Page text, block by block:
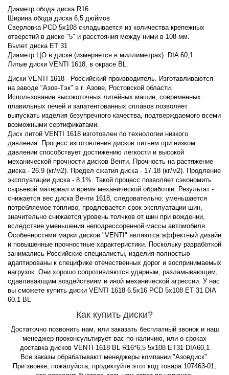
Диаметр обода диска R16
Ширина обода диска 6,5 дюймов
Сверловка PCD 5x108 складывается из количества крепежных
отверстий в диске "5" и расстояния между ними в 108 мм.
Вылет диска ET 31
Диаметр ЦО в диске (измеряется в миллиметрах): DIA 60,1
Литые диски VENTI 1618, в окрасе BL.
Диски VENTI 1618 - Российский производитель. Изготавливаются
на заводе "Азов-Тэк" в г. Азове, Ростовской области.
Использование высокоточных литейных машин, современных
плавильных печей и запатентованных сплавов позволяет
выпускать изделия безупречного качества, подтверждаемого всеми
возможными сертификатами.
Диск литой VENTI 1618 изготовлен по технологии низкого
давления. Процесс изготовления дисков литьем при низком
давлении способствует достижению легкости и высокой
механической прочности дисков Венти. Прочность на растяжение
диска - 26.9 (кг/м2). Предел сжатия диска - 17.18 (кг/м2). Продление
эксплуатации диска - 8.1%. Такой процесс позволяет сэкономить
сырьевой материал и время механической обработки. Результат -
снижается вес диска Венти 1618, следовательно: уменьшается
потребляемое топливо, продлевается срок эксплуатации шин,
значительно снижается уровень толчков от шин при вождении,
вследствие уменьшения неподрессоренной массы автомобиля.
Особенностями марки дисков "VENTI" являются эффектный дизайн
и повышенные прочностные характеристики. Поскольку разработкой
занимались Российские специалисты, изделия полностью
адаптированы к специфике отечественных дорог и воспринимаемых
нагрузок. Они хорошо сопротивляются ударным, разламывающим,
сдавливающим воздействиям и иной механической агрессии. У нас
вы сможете купить диски VENTI 1618 6.5x16 PCD 5x108 ET 31 DIA
60.1 BL
Как купить диски?
Достаточно позвонить нам, или заказать бесплатный звонок и наш
менеджер проконсультирует вас по наличию, или о сроках
доставка дисков VENTI 1618 BL R16*6,5 5x108 ET31 DIA60,1
Все заказы обрабатывают менеджеры компании "Азовдиск".
При звонке, пожалуйста, продиктуйте этот код товара 107463-01,